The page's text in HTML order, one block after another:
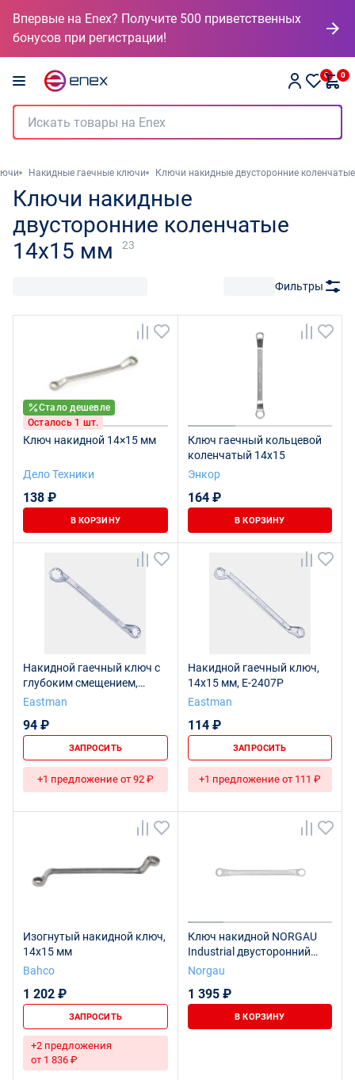
Впервые на Enex? Получите 500 приветственных
бонусов при регистрации!
0 0
Накидные гаечные ключи Ключи накидные двусторонние коленчатые
Ключи накидные
двусторонние коленчатые
14x15 мм
23
Фильтры
Стало дешевле
Осталось 1 шт.
Ключ накидной 14×15 мм
Дело Техники
138 ₽
В КОРЗИНУ
Ключ гаечный кольцевой
коленчатый 14х15
Энкор
164 ₽
В КОРЗИНУ
Накидной гаечный ключ с
глубоким смещением,
14x15 мм, E-2006
Eastman
94 ₽
ЗАПРОСИТЬ
+1 предложение от 92 ₽
Накидной гаечный ключ,
14x15 мм, E-2407P
Eastman
114 ₽
ЗАПРОСИТЬ
+1 предложение от 111 ₽
Изогнутый накидной ключ,
14х15 мм
Bahco
1 202 ₽
ЗАПРОСИТЬ
+2 предложения
от 1 836 ₽
Ключ накидной NORGAU
Industrial двусторонний
14x15 мм, N2-14x15
Norgau
1 395 ₽
В КОРЗИНУ